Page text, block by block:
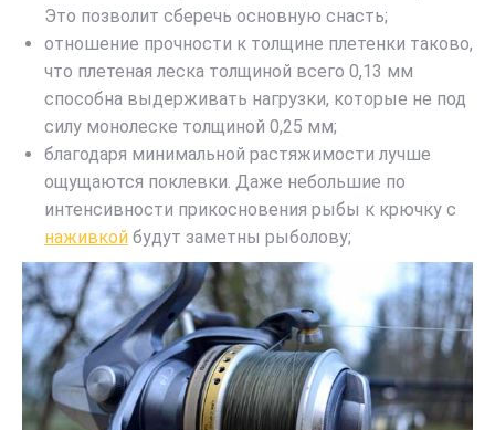
Это позволит сберечь основную снасть;
отношение прочности к толщине плетенки таково,
что плетеная леска толщиной всего 0,13 мм
способна выдерживать нагрузки, которые не под
силу монолеске толщиной 0,25 мм;
благодаря минимальной растяжимости лучше
ощущаются поклевки. Даже небольшие по
интенсивности прикосновения рыбы к крючку с
наживкой будут заметны рыболову;